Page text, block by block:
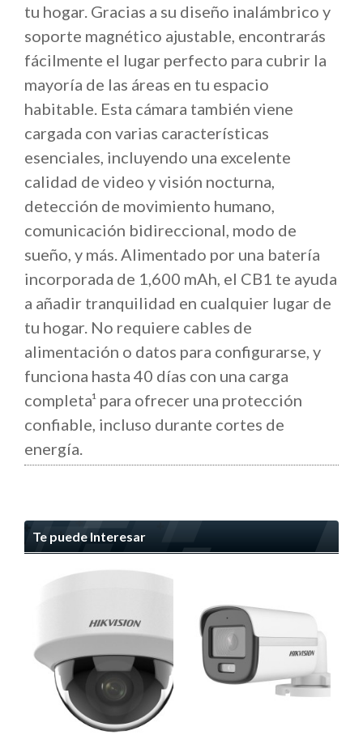
tu hogar. Gracias a su diseño inalámbrico y
soporte magnético ajustable, encontrarás
fácilmente el lugar perfecto para cubrir la
mayoría de las áreas en tu espacio
habitable. Esta cámara también viene
cargada con varias características
esenciales, incluyendo una excelente
calidad de video y visión nocturna,
detección de movimiento humano,
comunicación bidireccional, modo de
sueño, y más. Alimentado por una batería
incorporada de 1,600 mAh, el CB1 te ayuda
a añadir tranquilidad en cualquier lugar de
tu hogar. No requiere cables de
alimentación o datos para configurarse, y
funciona hasta 40 días con una carga
completa¹ para ofrecer una protección
confiable, incluso durante cortes de
energía.
Te puede Interesar